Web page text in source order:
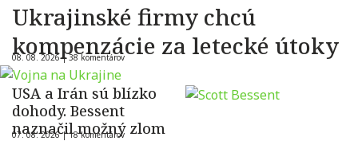
Ukrajinské firmy chcú
kompenzácie za letecké útoky
08. 08. 2026 |38 komentárov
USA a Irán sú blízko
dohody. Bessent
naznačil možný zlom
07. 08. 2026 |18 komentárov